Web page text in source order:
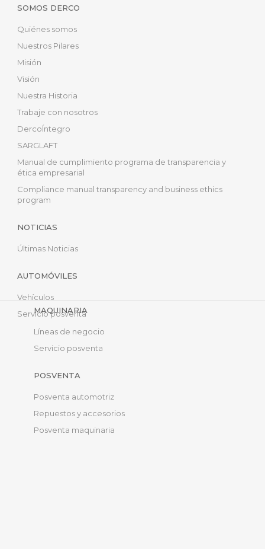
SOMOS DERCO
Quiénes somos
Nuestros Pilares
Misión
Visión
Nuestra Historia
Trabaje con nosotros
DercoÍntegro
SARGLAFT
Manual de cumplimiento programa de transparencia y
ética empresarial
Compliance manual transparency and business ethics
program
NOTICIAS
Últimas Noticias
AUTOMÓVILES
Vehículos
Servicio posventa
MAQUINARIA
Líneas de negocio
Servicio posventa
POSVENTA
Posventa automotriz
Repuestos y accesorios
Posventa maquinaria